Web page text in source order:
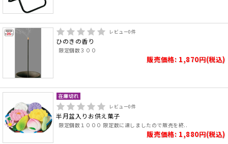
レビュー0件
ひのきの香り
限定個数３００
販売価格: 1,870円(税込)
レビュー0件
半月盆入りお供え菓子
限定個数１０００ 限定数に達しましたので販売を終..
販売価格: 1,880円(税込)